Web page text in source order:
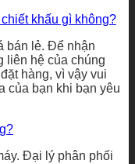
khấu gì không?
bán lẻ. Để nhận
liên hệ của chúng
hàng, vì vậy vui
của bạn khi bạn yêu
Đại lý phân phối